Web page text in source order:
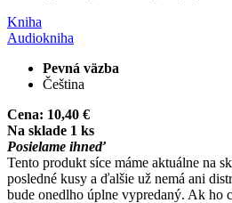
Kniha
Audiokniha
Pevná väzba
Čeština
Cena: 10,40 €
Na sklade 1 ks
Posielame ihneď
Tento produkt síce máme aktuálne na
posledné kusy a ďalšie už nemá ani
bude onedlho úplne vypredaný. Ak ho